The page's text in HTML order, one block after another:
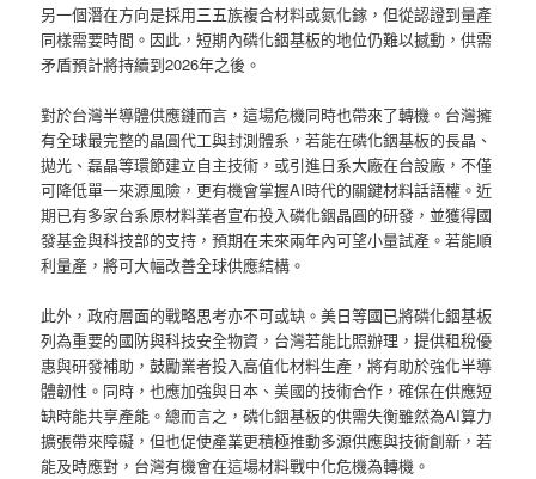
另一個潛在方向是採用三五族複合材料或氮化鎵，但從認證到量產
同樣需要時間。因此，短期內磷化銦基板的地位仍難以撼動，供需
矛盾預計將持續到2026年之後。
對於台灣半導體供應鏈而言，這場危機同時也帶來了轉機。台灣擁
有全球最完整的晶圓代工與封測體系，若能在磷化銦基板的長晶、
拋光、磊晶等環節建立自主技術，或引進日系大廠在台設廠，不僅
可降低單一來源風險，更有機會掌握AI時代的關鍵材料話語權。近
期已有多家台系原材料業者宣布投入磷化銦晶圓的研發，並獲得國
發基金與科技部的支持，預期在未來兩年內可望小量試產。若能順
利量產，將可大幅改善全球供應結構。
此外，政府層面的戰略思考亦不可或缺。美日等國已將磷化銦基板
列為重要的國防與科技安全物資，台灣若能比照辦理，提供租稅優
惠與研發補助，鼓勵業者投入高值化材料生產，將有助於強化半導
體韌性。同時，也應加強與日本、美國的技術合作，確保在供應短
缺時能共享產能。總而言之，磷化銦基板的供需失衡雖然為AI算力
擴張帶來障礙，但也促使產業更積極推動多源供應與技術創新，若
能及時應對，台灣有機會在這場材料戰中化危機為轉機。